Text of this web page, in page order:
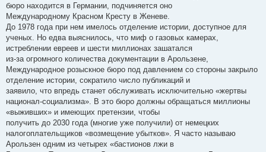
бюро находится в Германии, подчиняется оно
Международному Красном Кресту в Женеве.
До 1978 года при нем имелось отделение истории, доступное для
ученых. Но едва выяснилось, что миф о газовых камерах,
истреблении евреев и шести миллионах зашатался
из-за огромного количества документации в Арользене,
Международное розыскное бюро под давлением со стороны закрыло
отделение истории, сократило число публикаций и
заявило, что впредь станет обслуживать исключительно «жертвы
национал-социализма». В это бюро должны обращаться миллионы
«выживших» и имеющих претензии, чтобы
получить до 2030 года (многие уже получили) от немецких
налогоплательщиков «возмещение убытков». Я часто называю
Арользен одним из четырех «бастионов лжи в